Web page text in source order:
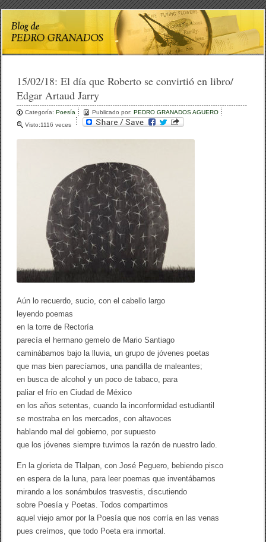
15/02/18:El día que Roberto se convirtió en libro/
Edgar Artaud Jarry
Categoría:Poesía Publicado por:PEDRO GRANADOS AGUERO
Visto:1116 veces
Aún lo recuerdo, sucio, con el cabello largo
leyendo poemas
en la torre de Rectoría
parecía el hermano gemelo de Mario Santiago
caminábamos bajo la lluvia, un grupo de jóvenes poetas
que mas bien parecíamos, una pandilla de maleantes;
en busca de alcohol y un poco de tabaco, para
paliar el frío en Ciudad de México
en los años setentas, cuando la inconformidad estudiantil
se mostraba en los mercados, con altavoces
hablando mal del gobierno, por supuesto
que los jóvenes siempre tuvimos la razón de nuestro lado.
En la glorieta de Tlalpan, con José Peguero, bebiendo pisco
en espera de la luna, para leer poemas que inventábamos
mirando a los sonámbulos trasvestis, discutiendo
sobre Poesía y Poetas. Todos compartimos
aquel viejo amor por la Poesía que nos corría en las venas
pues creímos, que todo Poeta era inmortal.